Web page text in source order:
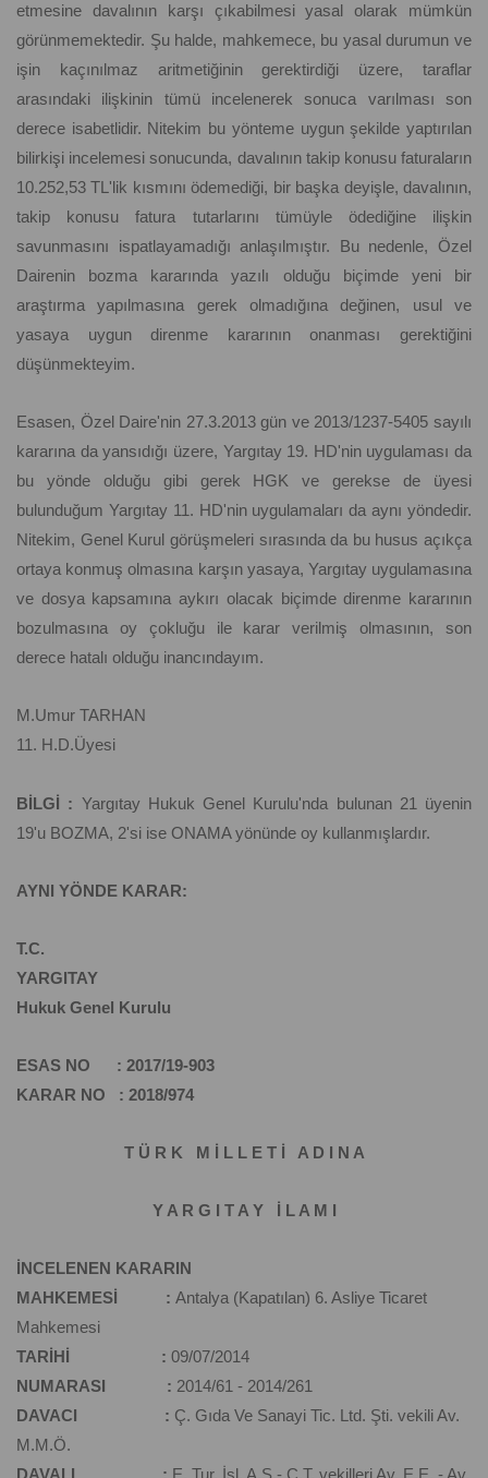
etmesine davalının karşı çıkabilmesi yasal olarak mümkün
görünmemektedir. Şu halde, mahkemece, bu yasal durumun ve
işin kaçınılmaz aritmetiğinin gerektirdiği üzere, taraflar
arasındaki ilişkinin tümü incelenerek sonuca varılması son
derece isabetlidir. Nitekim bu yönteme uygun şekilde yaptırılan
bilirkişi incelemesi sonucunda, davalının takip konusu faturaların
10.252,53 TL'lik kısmını ödemediği, bir başka deyişle, davalının,
takip konusu fatura tutarlarını tümüyle ödediğine ilişkin
savunmasını ispatlayamadığı anlaşılmıştır. Bu nedenle, Özel
Dairenin bozma kararında yazılı olduğu biçimde yeni bir
araştırma yapılmasına gerek olmadığına değinen, usul ve
yasaya uygun direnme kararının onanması gerektiğini
düşünmekteyim.
Esasen, Özel Daire'nin 27.3.2013 gün ve 2013/1237-5405 sayılı
kararına da yansıdığı üzere, Yargıtay 19. HD'nin uygulaması da
bu yönde olduğu gibi gerek HGK ve gerekse de üyesi
bulunduğum Yargıtay 11. HD'nin uygulamaları da aynı yöndedir.
Nitekim, Genel Kurul görüşmeleri sırasında da bu husus açıkça
ortaya konmuş olmasına karşın yasaya, Yargıtay uygulamasına
ve dosya kapsamına aykırı olacak biçimde direnme kararının
bozulmasına oy çokluğu ile karar verilmiş olmasının, son
derece hatalı olduğu inancındayım.
M.Umur TARHAN
11. H.D.Üyesi
BİLGİ : Yargıtay Hukuk Genel Kurulu'nda bulunan 21 üyenin
19'u BOZMA, 2'si ise ONAMA yönünde oy kullanmışlardır.
AYNI YÖNDE KARAR:
T.C.
YARGITAY
Hukuk Genel Kurulu
ESAS NO : 2017/19-903
KARAR NO : 2018/974
T Ü R K M İ L L E T İ A D I N A
Y A R G I T A Y İ L A M I
İNCELENEN KARARIN
MAHKEMESİ : Antalya (Kapatılan) 6. Asliye Ticaret
Mahkemesi
TARİHİ : 09/07/2014
NUMARASI : 2014/61 - 2014/261
DAVACI : Ç. Gıda Ve Sanayi Tic. Ltd. Şti. vekili Av.
M.M.Ö.